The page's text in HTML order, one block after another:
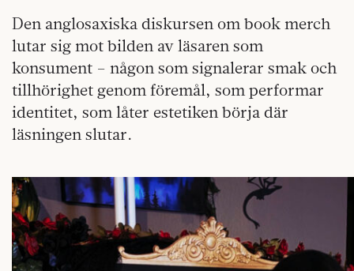
Den anglosaxiska diskursen om book merch
lutar sig mot bilden av läsaren som
konsument – någon som signalerar smak och
tillhörighet genom föremål, som performar
identitet, som låter estetiken börja där
läsningen slutar.